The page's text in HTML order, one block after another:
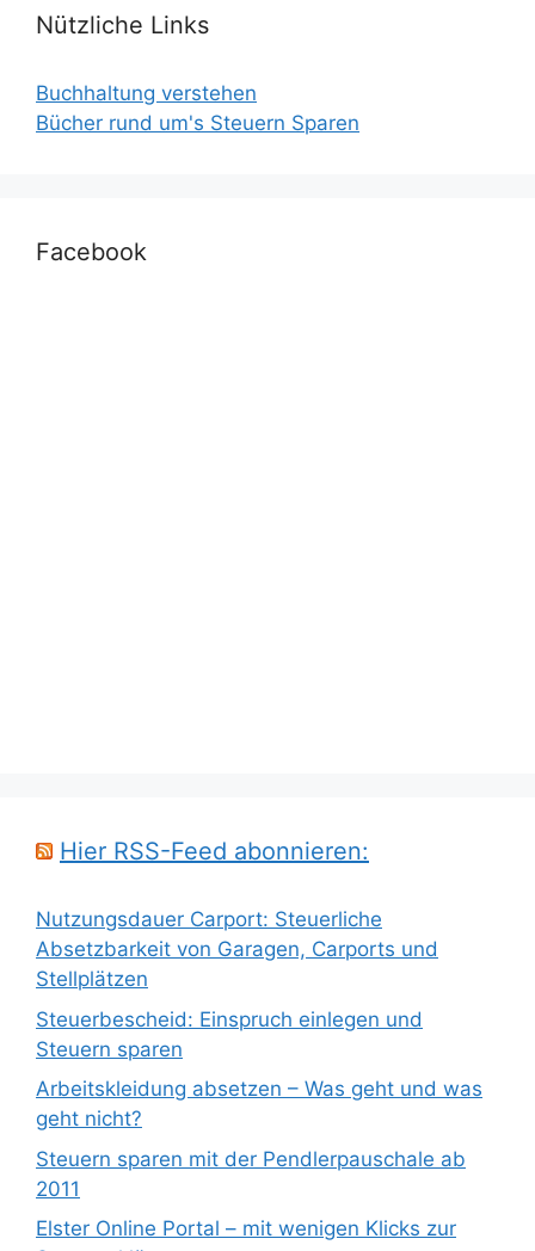
Nützliche Links
Buchhaltung verstehen
Bücher rund um's Steuern Sparen
Facebook
Hier RSS-Feed abonnieren:
Nutzungsdauer Carport: Steuerliche
Absetzbarkeit von Garagen, Carports und
Stellplätzen
Steuerbescheid: Einspruch einlegen und
Steuern sparen
Arbeitskleidung absetzen – Was geht und was
geht nicht?
Steuern sparen mit der Pendlerpauschale ab
2011
Elster Online Portal – mit wenigen Klicks zur